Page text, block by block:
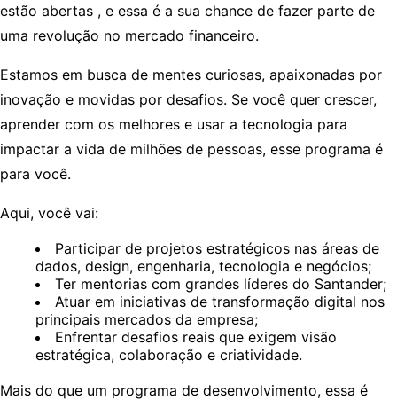
estão abertas , e essa é a sua chance de fazer parte de
uma revolução no mercado financeiro.
Estamos em busca de mentes curiosas, apaixonadas por
inovação e movidas por desafios. Se você quer crescer,
aprender com os melhores e usar a tecnologia para
impactar a vida de milhões de pessoas, esse programa é
para você.
Aqui, você vai:
Participar de projetos estratégicos nas áreas de
dados, design, engenharia, tecnologia e negócios;
Ter mentorias com grandes líderes do Santander;
Atuar em iniciativas de transformação digital nos
principais mercados da empresa;
Enfrentar desafios reais que exigem visão
estratégica, colaboração e criatividade.
Mais do que um programa de desenvolvimento, essa é